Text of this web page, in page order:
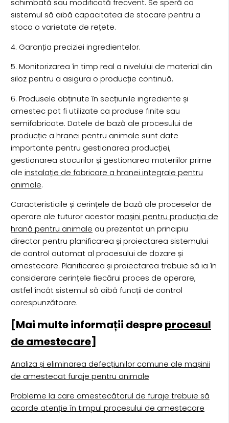
schimbată sau modificată frecvent. Se speră ca
sistemul să aibă capacitatea de stocare pentru a
stoca o varietate de rețete.
4. Garanția preciziei ingredientelor.
5. Monitorizarea în timp real a nivelului de material din
siloz pentru a asigura o producție continuă.
6. Produsele obținute în secțiunile ingrediente și
amestec pot fi utilizate ca produse finite sau
semifabricate. Datele de bază ale procesului de
producție a hranei pentru animale sunt date
importante pentru gestionarea producției,
gestionarea stocurilor și gestionarea materiilor prime
ale instalație de fabricare a hranei integrale pentru
animale.
Caracteristicile și cerințele de bază ale proceselor de
operare ale tuturor acestor mașini pentru producția de
hrană pentru animale au prezentat un principiu
director pentru planificarea și proiectarea sistemului
de control automat al procesului de dozare și
amestecare. Planificarea și proiectarea trebuie să ia în
considerare cerințele fiecărui proces de operare,
astfel încât sistemul să aibă funcții de control
corespunzătoare.
[Mai multe informații despreprocesul
de amestecare]
Analiza și eliminarea defecțiunilor comune ale mașinii
de amestecat furaje pentru animale
Probleme la care amestecătorul de furaje trebuie să
acorde atenție în timpul procesului de amestecare